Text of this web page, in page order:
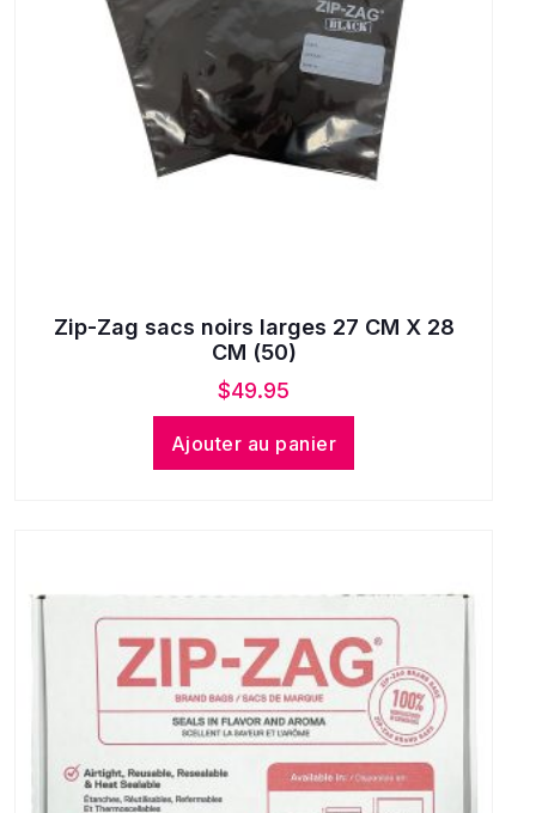
Zip-Zag sacs noirs larges 27 CM X 28
CM (50)
$49.95
Ajouter au panier